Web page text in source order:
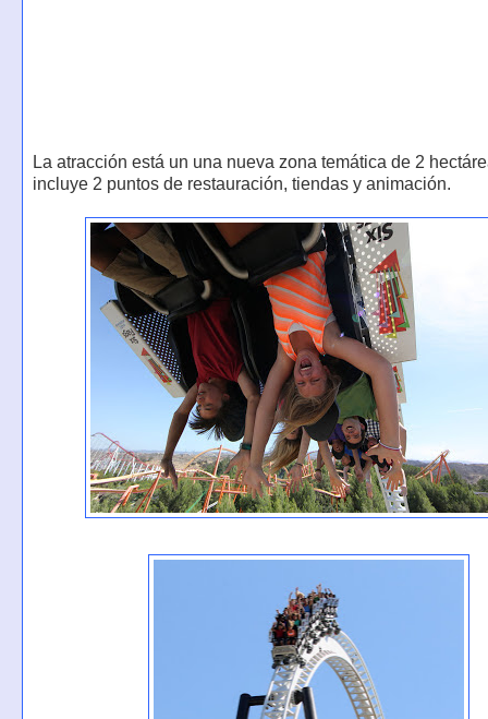
La atracción está un una nueva zona temática de 2
incluye 2 puntos de restauración, tiendas y animación.